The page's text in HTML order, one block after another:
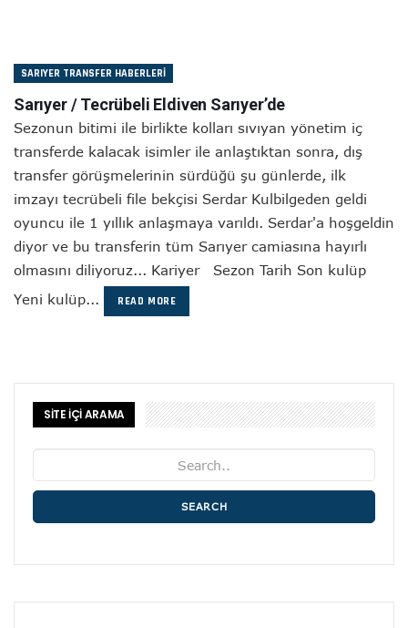
SARIYER TRANSFER HABERLERI
Sarıyer / Tecrübeli Eldiven Sarıyer’de
Sezonun bitimi ile birlikte kolları sıvıyan yönetim iç
transferde kalacak isimler ile anlaştıktan sonra, dış
transfer görüşmelerinin sürdüğü şu günlerde, ilk
imzayı tecrübeli file bekçisi Serdar Kulbilgeden geldi
oyuncu ile 1 yıllık anlaşmaya varıldı. Serdar'a hoşgeldin
diyor ve bu transferin tüm Sarıyer camiasına hayırlı
olmasını diliyoruz... Kariyer Sezon Tarih Son kulüp
Yeni kulüp...
READ MORE
SİTE İÇİ ARAMA
SEARCH